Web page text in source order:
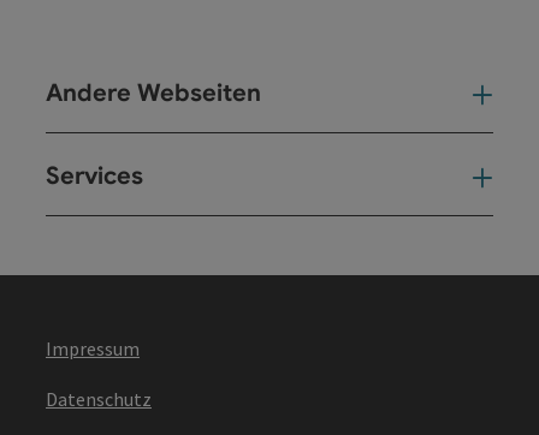
Andere Webseiten
Services
Impressum
Datenschutz